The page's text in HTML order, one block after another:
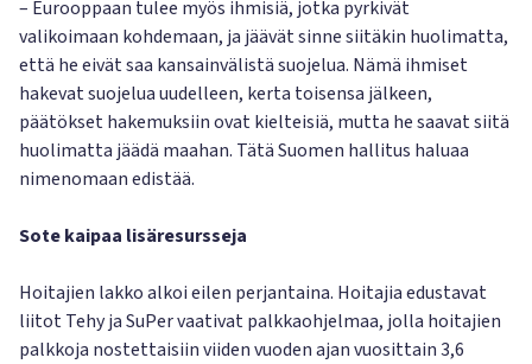
– Eurooppaan tulee myös ihmisiä, jotka pyrkivät
valikoimaan kohdemaan, ja jäävät sinne siitäkin huolimatta,
että he eivät saa kansainvälistä suojelua. Nämä ihmiset
hakevat suojelua uudelleen, kerta toisensa jälkeen,
päätökset hakemuksiin ovat kielteisiä, mutta he saavat siitä
huolimatta jäädä maahan. Tätä Suomen hallitus haluaa
nimenomaan edistää.
Sote kaipaa lisäresursseja
Hoitajien lakko alkoi eilen perjantaina. Hoitajia edustavat
liitot Tehy ja SuPer vaativat palkkaohjelmaa, jolla hoitajien
palkkoja nostettaisiin viiden vuoden ajan vuosittain 3,6